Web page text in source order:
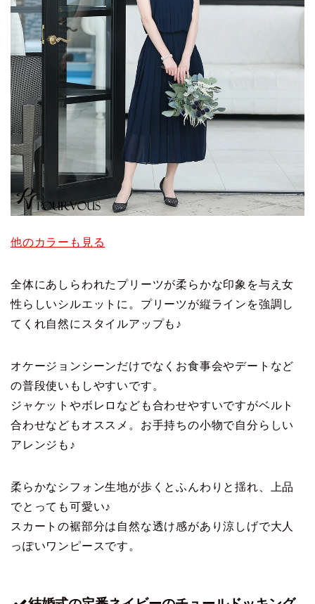
他のカラーも見る
全体にあしらわれたプリーツが柔らかな印象を与え女
性らしいシルエットに。プリーツが縦ラインを強調し
てくれ自然にスタイルアップも♪
オケージョンシーンだけでなくお食事会やデートなど
の普段使いもしやすいです。
ジャケットやボレロなども合わせやすいですがベルト
合わせなどもオススメ。お手持ちの小物で自分らしい
アレンジも♪
柔らかなシフォン生地が歩くとふんわりと揺れ、上品
でとっても可愛い♪
スカートの裾部分は自然な透け感があり涼しげで大人
っぽいワンピースです。